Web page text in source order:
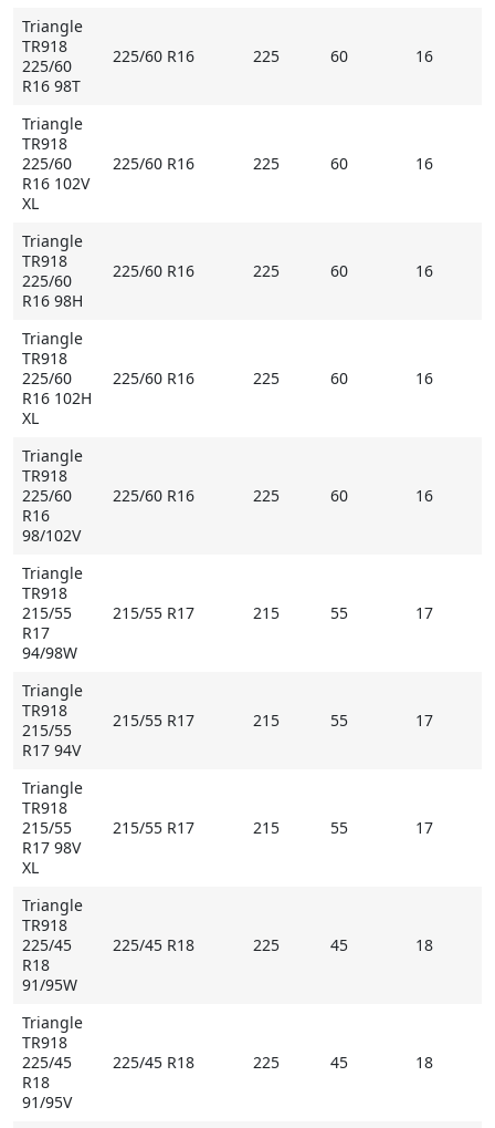
Triangle
TR918
225/60
R16 98T
225/60 R16 225 60 16
Triangle
TR918
225/60
R16 102V
XL
225/60 R16 225 60 16
Triangle
TR918
225/60
R16 98H
225/60 R16 225 60 16
Triangle
TR918
225/60
R16 102H
XL
225/60 R16 225 60 16
Triangle
TR918
225/60
R16
98/102V
225/60 R16 225 60 16
Triangle
TR918
215/55
R17
94/98W
215/55 R17 215 55 17
Triangle
TR918
215/55
R17 94V
215/55 R17 215 55 17
Triangle
TR918
215/55
R17 98V
XL
215/55 R17 215 55 17
Triangle
TR918
225/45
R18
91/95W
225/45 R18 225 45 18
Triangle
TR918
225/45
R18
91/95V
225/45 R18 225 45 18